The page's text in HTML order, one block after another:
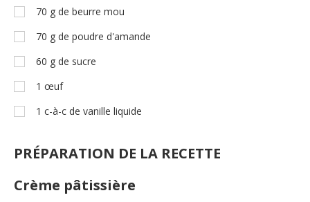
70 g de beurre mou
70 g de poudre d'amande
60 g de sucre
1 œuf
1 c-à-c de vanille liquide
PRÉPARATION DE LA RECETTE
Crème pâtissière